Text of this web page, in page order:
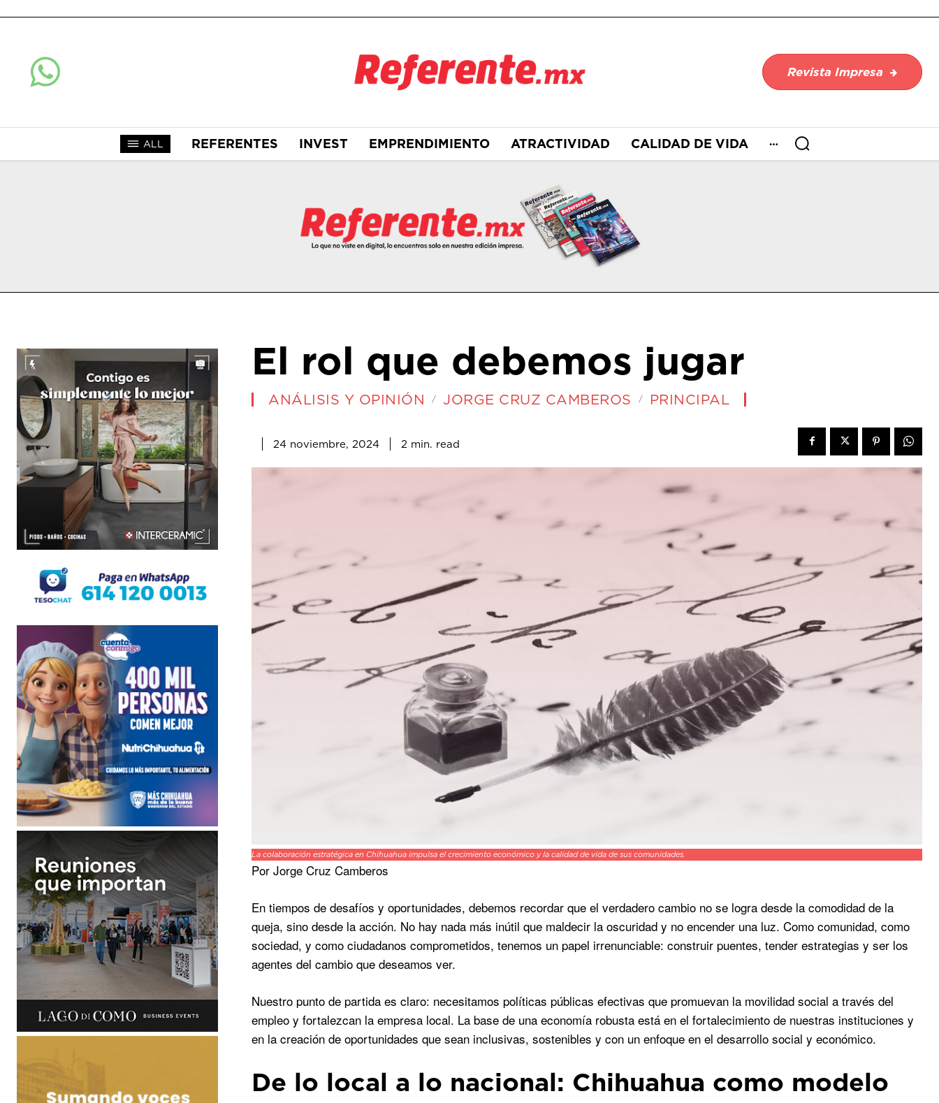
Revista Impresa
ALL REFERENTES INVEST EMPRENDIMIENTO ATRACTIVIDAD CALIDAD DE VIDA
El rol que debemos jugar
ANÁLISIS Y OPINIÓN JORGE CRUZ CAMBEROS PRINCIPAL
24 noviembre, 2024 2 min. read
La colaboración estratégica en Chihuahua impulsa el crecimiento económico y la calidad de vida de sus comunidades.
Por Jorge Cruz Camberos
En tiempos de desafíos y oportunidades, debemos recordar que el verdadero cambio no se logra desde la comodidad de la
queja, sino desde la acción. No hay nada más inútil que maldecir la oscuridad y no encender una luz. Como comunidad, como
sociedad, y como ciudadanos comprometidos, tenemos un papel irrenunciable: construir puentes, tender estrategias y ser los
agentes del cambio que deseamos ver.
Nuestro punto de partida es claro: necesitamos políticas públicas efectivas que promuevan la movilidad social a través del
empleo y fortalezcan la empresa local. La base de una economía robusta está en el fortalecimiento de nuestras instituciones y
en la creación de oportunidades que sean inclusivas, sostenibles y con un enfoque en el desarrollo social y económico.
De lo local a lo nacional: Chihuahua como modelo